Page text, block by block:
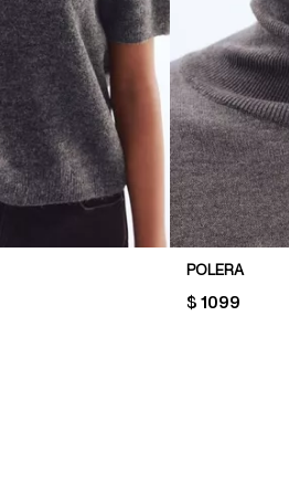
POLERA
PRICE:
$ 1099